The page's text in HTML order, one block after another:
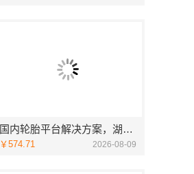
国内轮胎平台解决方案，湖北省腾冠畅实业贸易有限公司正品直供
￥574.71 2026-08-09